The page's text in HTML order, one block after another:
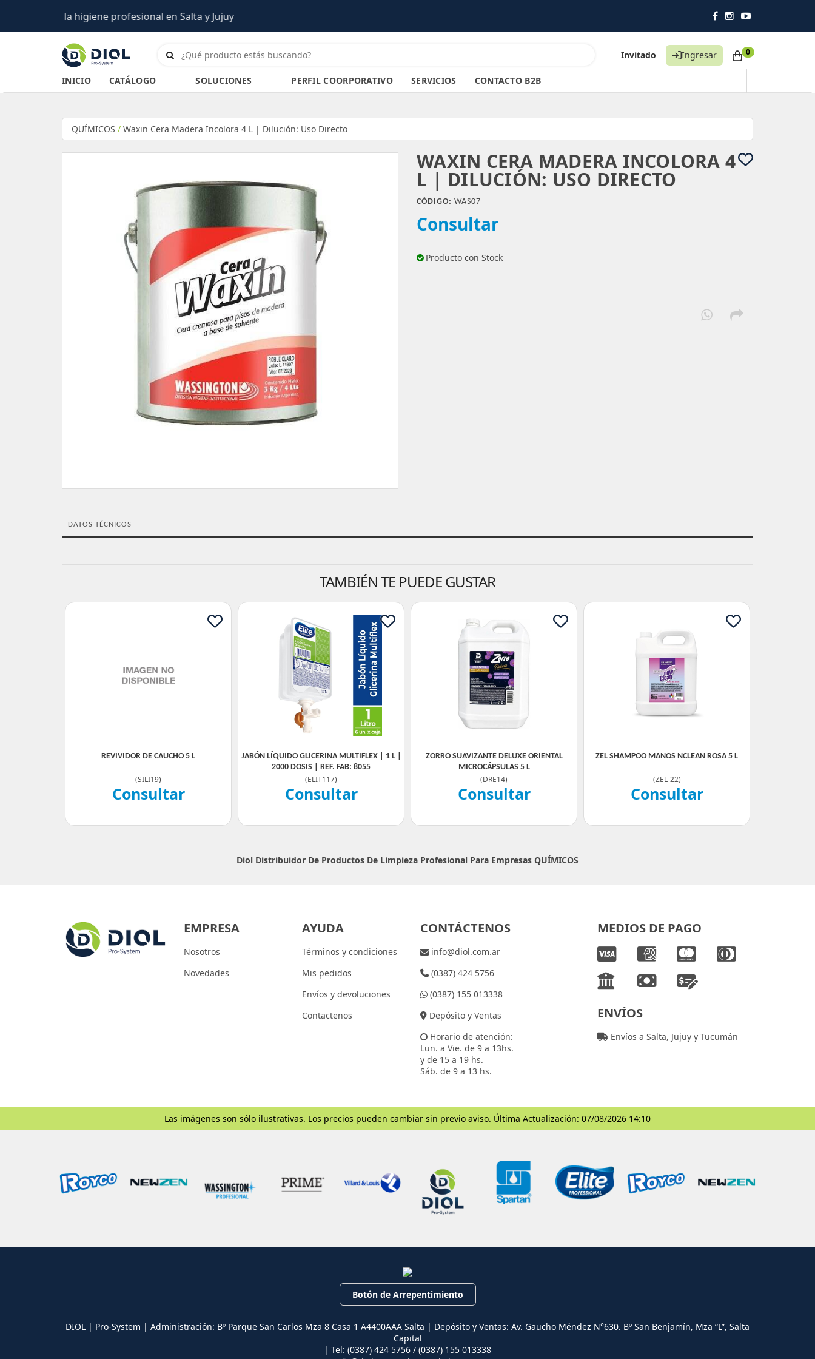
Invitado Ingresar 0
INICIO CATÁLOGO SOLUCIONES PERFIL COORPORATIVO SERVICIOS CONTACTO B2B
QUÍMICOS / Waxin Cera Madera Incolora 4 L | Dilución: Uso Directo
WAXIN CERA MADERA INCOLORA 4
L | DILUCIÓN: USO DIRECTO
CÓDIGO: WAS07
Consultar
Producto con Stock
DATOS TÉCNICOS
TAMBIÉN TE PUEDE GUSTAR
REVIVIDOR DE CAUCHO 5 L
(SILI19)
Consultar
JABÓN LÍQUIDO GLICERINA MULTIFLEX | 1 L |
2000 DOSIS | REF. FAB: 8055
(ELIT117)
Consultar
ZORRO SUAVIZANTE DELUXE ORIENTAL
MICROCÁPSULAS 5 L
(DRE14)
Consultar
ZEL SHAMPOO MANOS NCLEAN ROSA 5 L
(ZEL-22)
Consultar
Diol Distribuidor De Productos De Limpieza Profesional Para Empresas QUÍMICOS
EMPRESA
Nosotros
Novedades
AYUDA
Términos y condiciones
Mis pedidos
Envíos y devoluciones
Contactenos
CONTÁCTENOS
info@diol.com.ar
(0387) 424 5756
(0387) 155 013338
Depósito y Ventas
Horario de atención:
Lun. a Vie. de 9 a 13hs.
y de 15 a 19 hs.
Sáb. de 9 a 13 hs.
MEDIOS DE PAGO
ENVÍOS
Envíos a Salta, Jujuy y Tucumán
Las imágenes son sólo ilustrativas. Los precios pueden cambiar sin previo aviso. Última Actualización: 07/08/2026 14:10
Botón de Arrepentimiento
DIOL | Pro-System | Administración: Bº Parque San Carlos Mza 8 Casa 1 A4400AAA Salta | Depósito y Ventas: Av. Gaucho Méndez N°630. Bº San Benjamín, Mza “L”, Salta
Capital
| Tel: (0387) 424 5756 / (0387) 155 013338